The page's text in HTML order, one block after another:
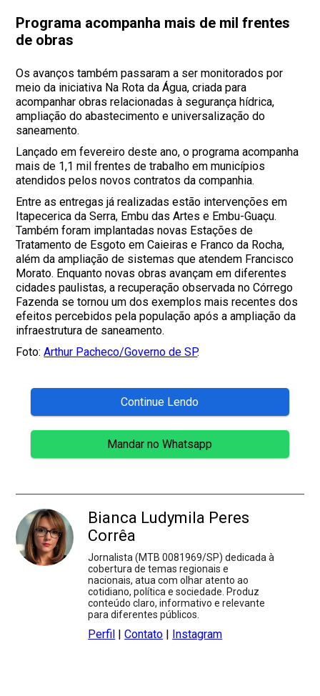
Programa acompanha mais de mil frentes
de obras
Os avanços também passaram a ser monitorados por
meio da iniciativa Na Rota da Água, criada para
acompanhar obras relacionadas à segurança hídrica,
ampliação do abastecimento e universalização do
saneamento.
Lançado em fevereiro deste ano, o programa acompanha
mais de 1,1 mil frentes de trabalho em municípios
atendidos pelos novos contratos da companhia.
Entre as entregas já realizadas estão intervenções em
Itapecerica da Serra, Embu das Artes e Embu-Guaçu.
Também foram implantadas novas Estações de
Tratamento de Esgoto em Caieiras e Franco da Rocha,
além da ampliação de sistemas que atendem Francisco
Morato. Enquanto novas obras avançam em diferentes
cidades paulistas, a recuperação observada no Córrego
Fazenda se tornou um dos exemplos mais recentes dos
efeitos percebidos pela população após a ampliação da
infraestrutura de saneamento.
Foto:Arthur Pacheco/Governo de SP.
Continue Lendo
Mandar no Whatsapp
Bianca Ludymila Peres
Corrêa
Jornalista (MTB 0081969/SP) dedicada à
cobertura de temas regionais e
nacionais, atua com olhar atento ao
cotidiano, política e sociedade. Produz
conteúdo claro, informativo e relevante
para diferentes públicos.
Perfil |Contato | Instagram